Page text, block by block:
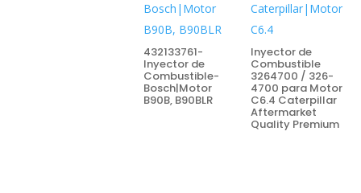
432133761-
Inyector de
Combustible-
Bosch|Motor
B90B, B90BLR
Inyector de
Combustible
3264700 / 326-
4700 para Motor
C6.4 Caterpillar
Aftermarket
Quality Premium